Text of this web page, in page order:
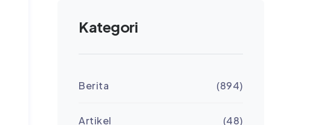
Kategori
Berita (894)
Artikel (48)